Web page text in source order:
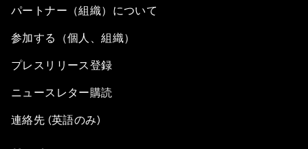
パートナー（組織）について
参加する（個人、組織）
プレスリリース登録
ニュースレター購読
連絡先 (英語のみ)